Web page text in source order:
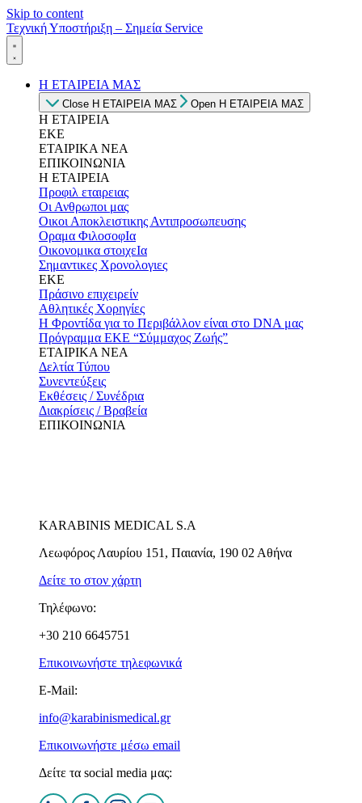
Skip to content
Τεχνική Υποστήριξη – Σημεία Service
Η ΕΤΑΙΡΕΙΑ ΜΑΣ
Close Η ΕΤΑΙΡΕΙΑ ΜΑΣ Open Η ΕΤΑΙΡΕΙΑ ΜΑΣ
Η ΕΤΑΙΡΕΙΑ
ΕΚΕ
ΕΤΑΙΡΙΚΑ ΝΕΑ
ΕΠΙΚΟΙΝΩΝΙΑ
Η ΕΤΑΙΡΕΙΑ
Προφιλ εταιρειας
Οι Ανθρωποι μας
Οικοι Αποκλειστικης Αντιπροσωπευσης
Οραμα ΦιλοσοφΙα
Οικονομικα στοιχεΙα
Σημαντικες Χρονολογιες
ΕΚΕ
Πράσινο επιχειρείν
Αθλητικές Χορηγίες
Η Φροντίδα για το Περιβάλλον είναι στο DNA μας
Πρόγραμμα ΕΚΕ “Σύμμαχος Ζωής”
ΕΤΑΙΡΙΚΑ ΝΕΑ
Δελτία Τύπου
Συνεντεύξεις
Εκθέσεις / Συνέδρια
Διακρίσεις / Βραβεία
ΕΠΙΚΟΙΝΩΝΙΑ
KARABINIS MEDICAL S.A
Λεωφόρος Λαυρίου 151, Παιανία, 190 02 Αθήνα
Δείτε το στον χάρτη
Τηλέφωνο:
+30 210 6645751
Επικοινωνήστε τηλεφωνικά
E-Mail:
info@karabinismedical.gr
Επικοινωνήστε μέσω email
Δείτε τα social media μας: